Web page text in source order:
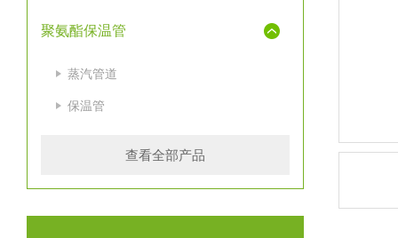
聚氨酯保温管
蒸汽管道
保温管
查看全部产品